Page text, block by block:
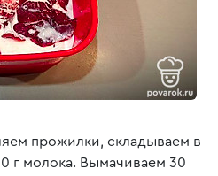
прожилки, складываем в
г молока. Вымачиваем 30